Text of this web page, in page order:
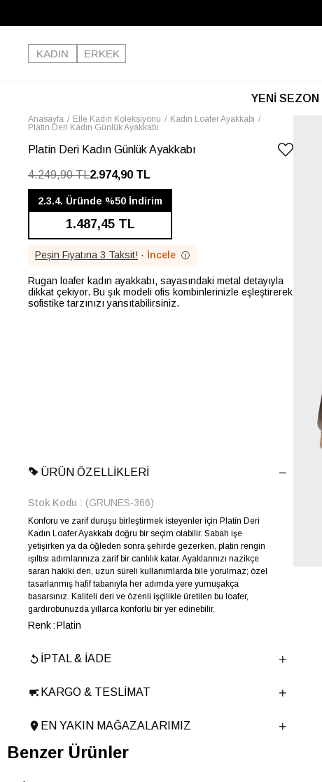
KADIN
ERKEK
YENİ SEZON
Anasayfa Elle Kadın Koleksiyonu
Kadın Loafer Ayakkabı
Platin Deri Kadın Günlük Ayakkabı
Platin Deri Kadın Günlük Ayakkabı
4.249,90 TL2.974,90 TL
2.3.4. Üründe %50 İndirim
1.487,45 TL
Peşin Fiyatına 3 Taksit! · İncele ⓘ
Rugan loafer kadın ayakkabı, sayasındaki metal detayıyla
dikkat çekiyor. Bu şık modeli ofis kombinlerinizle eşleştirerek
sofistike tarzınızı yansıtabilirsiniz.
ÜRÜN ÖZELLIKLERI
Stok Kodu (GRUNES-366)
Konforu ve zarif duruşu birleştirmek isteyenler için Platin Deri
Kadın Loafer Ayakkabı doğru bir seçim olabilir. Sabah işe
yetişirken ya da öğleden sonra şehirde gezerken, platin rengin
ışıltısı adımlarınıza zarif bir canlılık katar. Ayaklarınızı nazikçe
saran hakiki deri, uzun süreli kullanımlarda bile yorulmaz; özel
tasarlanmış hafif tabanıyla her adımda yere yumuşakça
basarsınız. Kaliteli deri ve özenli işçilikle üretilen bu loafer,
gardırobunuzda yıllarca konforlu bir yer edinebilir.
Renk Platin
Marka
ELLE
Astar Malzemesi
İnek Derisi-Koyun Derisi
Topuk Boyu
İPTAL & İADE
KARGO & TESLIMAT
EN YAKIN MAĞAZALARIMIZ
Benzer Ürünler